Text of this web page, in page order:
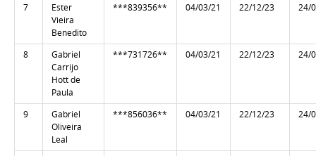
7
Ester
Vieira
Benedito
***839356** 04/03/21 22/12/23 24/
8
Gabriel
Carrijo
Hott de
Paula
***731726** 04/03/21 22/12/23 24/
9
Gabriel
Oliveira
Leal
***856036** 04/03/21 22/12/23 24/